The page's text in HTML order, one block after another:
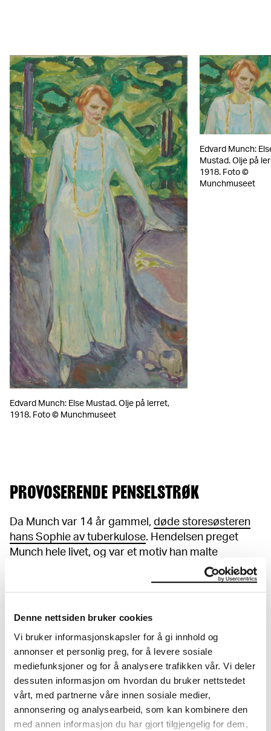
Denne nettsiden bruker cookies
Vi bruker informasjonskapsler for å gi innhold og
annonser et personlig preg, for å levere sosiale
mediefunksjoner og for å analysere trafikken vår. Vi deler
dessuten informasjon om hvordan du bruker nettstedet
vårt, med partnerne våre innen sosiale medier,
annonsering og analysearbeid, som kan kombinere den
med annen informasjon du har gjort tilgjengelig for dem,
Edvard Munch: Else Mustad. Olje på lerret,
1918. Foto © Munchmuseet
Edvard Munch:
Mustad. Olje på
1918. Foto ©
Munchmuseet
PROVOSERENDE PENSELSTRØK
Da Munch var 14 år gammel, døde storesøsteren
hans Sophie av tuberkulose. Hendelsen preget
Munch hele livet, og var et motiv han malte
gjentatte ganger. Første gang var i 1885, den
gangen med en ung, svak jente som modell, som
bildet valgt ut til den betydningsfulle
en fremtredende plass like ved inngangen. Flere
kritikerne slaktet bildet, for her hadde Munch
nærmest ramponert sitt eget verk, mente de.
Andre var mer positive, og fremhevet at når man så
motivet på avstand, tredde sorgen og smerten
frem og gjorde dette til stor kunst. Det syke barn